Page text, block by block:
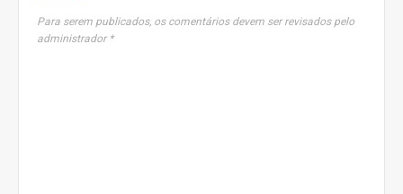
Para serem publicados, os comentários devem ser revisados pelo
administrador *